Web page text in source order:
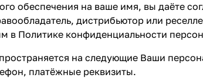
обеспечения на ваше имя, вы даёте
дистрибьютор или
в Политике конфиденциальности
на следующие Ваши
платёжные реквизиты.